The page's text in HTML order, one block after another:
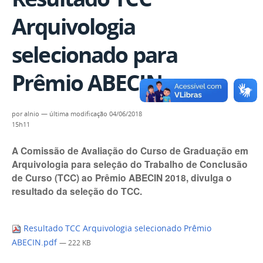
Arquivologia
selecionado para
Prêmio ABECIN
poralnio — última modificação 04/06/2018
15h11
A Comissão de Avaliação do Curso de Graduação em
Arquivologia para seleçāo do Trabalho de Conclusão
de Curso (TCC) ao Prêmio ABECIN 2018, divulga o
resultado da seleção do TCC.
Resultado TCC Arquivologia selecionado Prêmio
ABECIN.pdf — 222 KB